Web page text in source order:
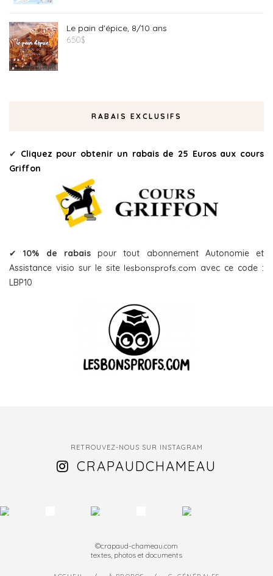
Le pain d'épice, 8/10 ans
6.50$
RABAIS EXCLUSIFS
✔ Cliquez pour obtenir un rabais de 25 Euros aux cours
Griffon
✔10% de rabaispour tout abonnement Autonomie et
Assistance visio sur le site lesbonsprofs.com avec ce code :
LBP10
RETROUVEZ-NOUS SUR INSTAGRAM
CRAPAUDCHAMEAU
©crapaud-chameau.com
textes, photos et documents